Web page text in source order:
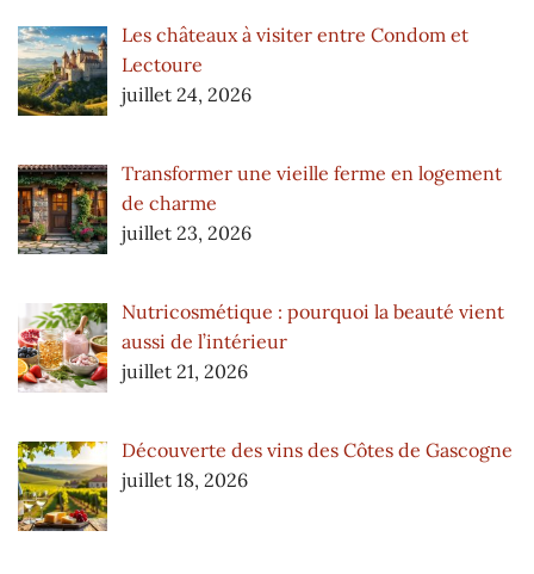
Les châteaux à visiter entre Condom et
Lectoure
juillet 24, 2026
Transformer une vieille ferme en logement
de charme
juillet 23, 2026
Nutricosmétique : pourquoi la beauté vient
aussi de l’intérieur
juillet 21, 2026
Découverte des vins des Côtes de Gascogne
juillet 18, 2026